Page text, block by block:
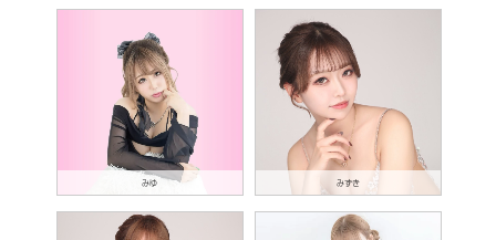
みゆ みずき